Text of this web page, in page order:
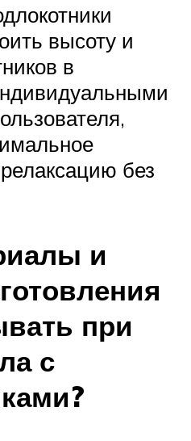
высоту и
в
без
и
при
с